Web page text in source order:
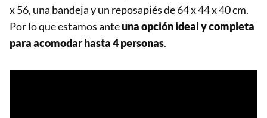
x 56, una bandeja y un reposapiés de 64 x 44 x 40 cm.
Por lo que estamos anteuna opción ideal y completa
para acomodar hasta 4 personas.